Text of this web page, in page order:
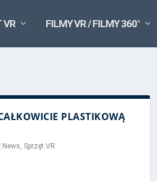
VR FILMY VR / FILMY 360°
PLASTIKOWĄ
News, Sprzęt VR